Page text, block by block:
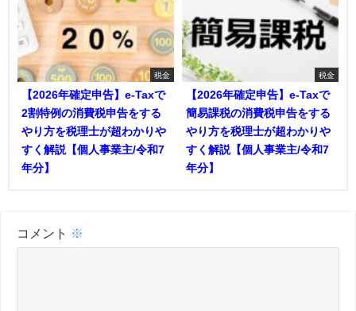
税金
【2026年確定申告】e-Taxで
2割特例の消費税申告をする
やり方を税理士が超わかりや
すく解説【個人事業主/令和7
年分】
税金
【2026年確定申告】e-Taxで
簡易課税の消費税申告をする
やり方を税理士が超わかりや
すく解説【個人事業主/令和7
年分】
コメント ※